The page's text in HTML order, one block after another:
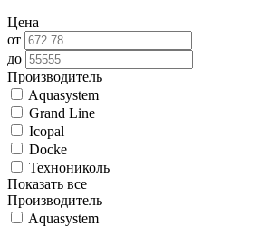
Цена
от
до
Производитель
Aquasystem
Grand Line
Icopal
Docke
Технониколь
Показать все
Производитель
Aquasystem